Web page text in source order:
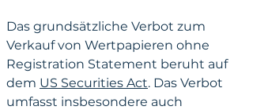
Das grundsätzliche Verbot zum
Verkauf von Wertpapieren ohne
Registration Statement beruht auf
dem US Securities Act. Das Verbot
umfasst insbesondere auch